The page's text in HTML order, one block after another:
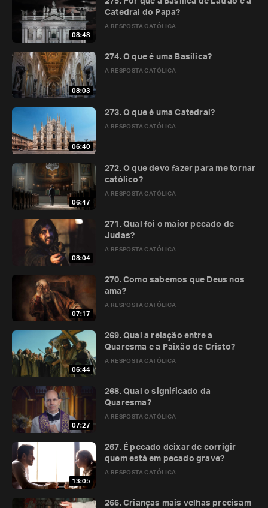
08:48
A RESPOSTA CATÓLICA
Catedral do Papa?
08:03
A RESPOSTA CATÓLICA
274. O que é uma Basílica?
06:40
A RESPOSTA CATÓLICA
273. O que é uma Catedral?
06:47
A RESPOSTA CATÓLICA
272. O que devo fazer para me tornar
católico?
08:04
A RESPOSTA CATÓLICA
271. Qual foi o maior pecado de
Judas?
07:17
A RESPOSTA CATÓLICA
270. Como sabemos que Deus nos
ama?
06:44
A RESPOSTA CATÓLICA
269. Qual a relação entre a
Quaresma e a Paixão de Cristo?
07:27
A RESPOSTA CATÓLICA
268. Qual o significado da
Quaresma?
13:05
A RESPOSTA CATÓLICA
267. É pecado deixar de corrigir
quem está em pecado grave?
266. Crianças mais velhas precisam